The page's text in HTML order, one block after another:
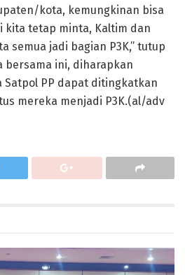
kota, kemungkinan bisa
kita tetap minta, Kaltim dan
semua jadi bagian P3K,” tutup
bersama ini, diharapkan
Satpol PP dapat ditingkatkan
mereka menjadi P3K.(al/adv